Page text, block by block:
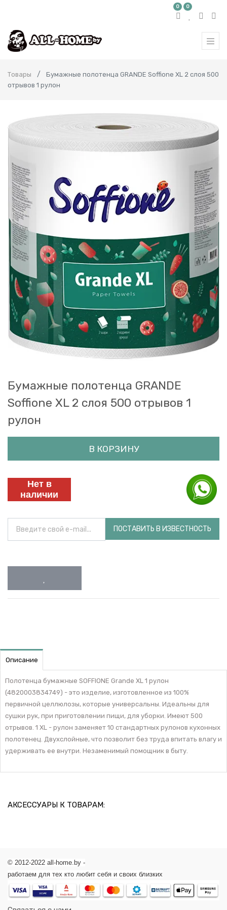
0 0
Товары
Бумажные полотенца GRANDE Soffione XL 2 слоя 500
отрывов 1 рулон
Бумажные полотенца GRANDE
Soffione XL 2 слоя 500 отрывов 1
рулон
В КОРЗИНУ
Нет в
наличии
ПОСТАВИТЬ В ИЗВЕСТНОСТЬ
Описание
Полотенца бумажные SOFFIONE Grande XL 1 рулон
(4820003834749) - это изделие, изготовленное из 100%
первичной целлюлозы, которые универсальны. Идеальны для
сушки рук, при приготовлении пищи, для уборки. Имеют 500
отрывов. 1 ХL - рулон заменяет 10 стандартных рулонов кухонных
полотенец. Двухслойные, что позволит без труда впитать влагу и
удерживать ее внутри. Незаменимый помощник в быту.
АКСЕССУАРЫ К ТОВАРАМ:
© 2012-2022 all-home.by -
работаем для тех кто любит себя и своих близких